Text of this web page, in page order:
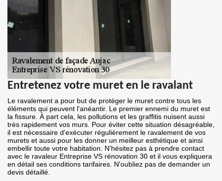
Entretenez votre muret en le ravalant
Le ravalement a pour but de protéger le muret contre tous les
éléments qui peuvent l'anéantir. Le premier ennemi du muret est
la fissure. À part cela, les pollutions et les graffitis nuisent aussi
très rapidement vos murs. Pour éviter cette situation désagréable,
il est nécessaire d'exécuter régulièrement le ravalement de vos
murets et aussi pour les donner un meilleur esthétique et ainsi
embellir toute votre habitation. N'hésitez pas à prendre contact
avec le ravaleur Entreprise VS rénovation 30 et il vous expliquera
en détail ses conditions tarifaires. N'oubliez pas de demander un
devis détaillé.